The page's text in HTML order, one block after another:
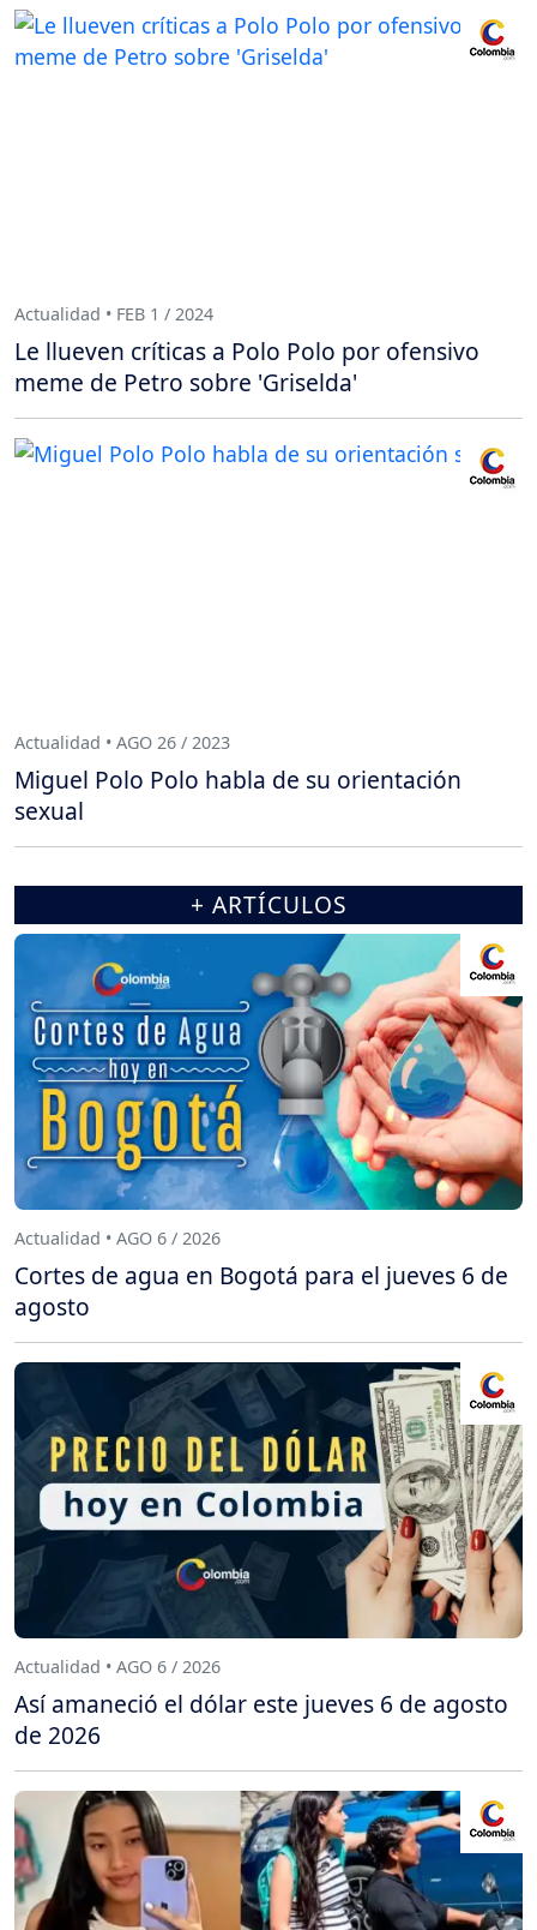
Actualidad • FEB 1 / 2024
Le llueven críticas a Polo Polo por ofensivo
meme de Petro sobre 'Griselda'
Actualidad • AGO 26 / 2023
Miguel Polo Polo habla de su orientación
sexual
+ ARTÍCULOS
Actualidad • AGO 6 / 2026
Cortes de agua en Bogotá para el jueves 6 de
agosto
Actualidad • AGO 6 / 2026
Así amaneció el dólar este jueves 6 de agosto
de 2026